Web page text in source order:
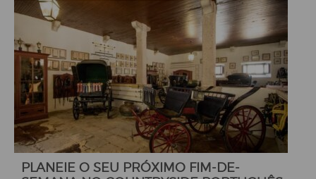
PLANEIE O SEU PRÓXIMO FIM-DE-